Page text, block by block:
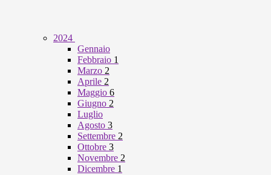
2024
Gennaio
Febbraio 1
Marzo 2
Aprile 2
Maggio 6
Giugno 2
Luglio
Agosto 3
Settembre 2
Ottobre 3
Novembre 2
Dicembre 1